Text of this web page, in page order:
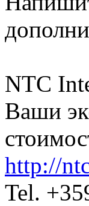
NTC
Ваши
http://
Tel.